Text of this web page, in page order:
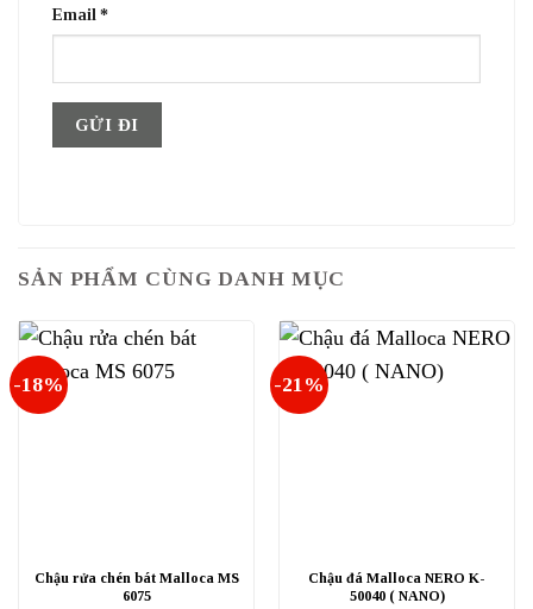
Email *
SẢN PHẨM CÙNG DANH MỤC
-18%
Chậu rửa chén bát Malloca MS
6075
-21%
Chậu đá Malloca NERO K-
50040 ( NANO)